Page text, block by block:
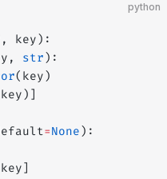
python
key):
str ):
(key)
=None ):